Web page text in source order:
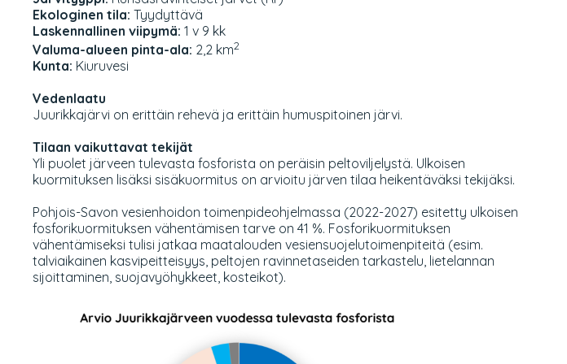
Ekologinen tila: Tyydyttävä
Laskennallinen viipymä: 1 v 9 kk
Valuma-alueen pinta-ala: 2,2 km2
Kunta: Kiuruvesi
Vedenlaatu
Juurikkajärvi on erittäin rehevä ja erittäin humuspitoinen järvi.
Tilaan vaikuttavat tekijät
Yli puolet järveen tulevasta fosforista on peräisin peltoviljelystä. Ulkoisen
kuormituksen lisäksi sisäkuormitus on arvioitu järven tilaa heikentäväksi tekijäksi.
Pohjois-Savon vesienhoidon toimenpideohjelmassa (2022-2027) esitetty ulkoisen
fosforikuormituksen vähentämisen tarve on 41 %. Fosforikuormituksen
vähentämiseksi tulisi jatkaa maatalouden vesiensuojelutoimenpiteitä (esim.
talviaikainen kasvipeitteisyys, peltojen ravinnetaseiden tarkastelu, lietelannan
sijoittaminen, suojavyöhykkeet, kosteikot).